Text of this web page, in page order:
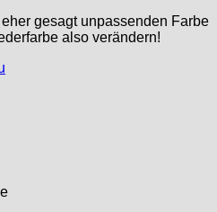
gesagt unpassenden Farbe
also verändern!